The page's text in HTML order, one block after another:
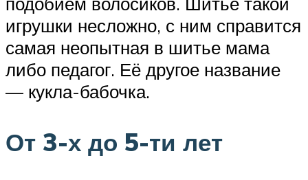
игрушки несложно, с ним справится
самая неопытная в шитье мама
либо педагог. Её другое название
— кукла-бабочка.
От 3-х до 5-ти лет